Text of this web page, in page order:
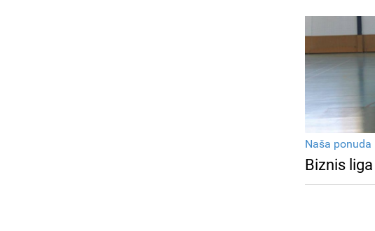
Naša ponuda
Biznis